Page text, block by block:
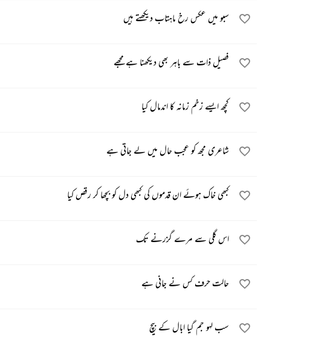
سبو میں عکس رخ ماہتاب دیکھتے ہیں
فصیل ذات سے باہر بھی دیکھنا ہے مجھے
کچھ ایسے زخم زمانہ کا اندمال کیا
شاعری مجھ کو عجب حال میں لے جاتی ہے
کبھی خاک ہوئے ان قدموں کی کبھی دل کو بچھا کر رقص کیا
اس گلی سے مرے گزرنے تک
حالت حرف کس نے جانی ہے
سب لہو جم گیا ابال کے بیچ